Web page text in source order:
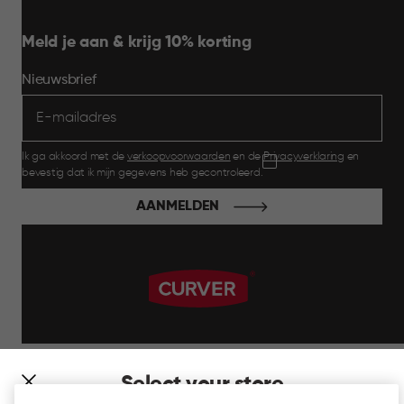
Select your store
Meld je aan & krijg 10% korting
Nieuwsbrief
Ik ga akkoord met de verkoopvoorwaarden en dePrivacyverklaring en
bevestig dat ik mijn gegevens heb gecontroleerd.
AANMELDEN